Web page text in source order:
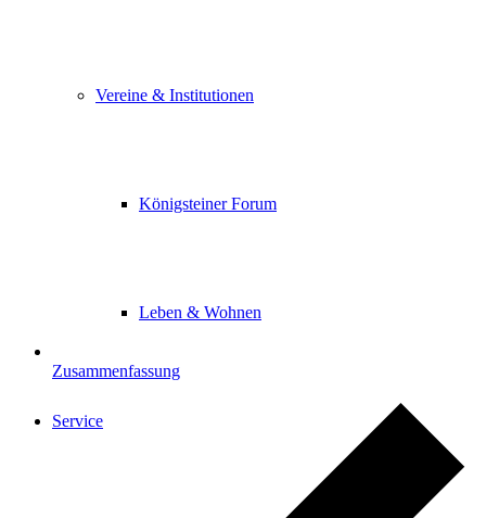
Vereine & Institutionen
Königsteiner Forum
Leben & Wohnen
Service
Zusammenfassung